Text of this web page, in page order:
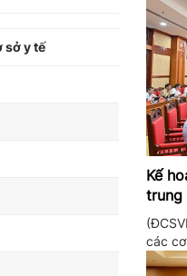
sở y tế
Kế
trung
đổi
các